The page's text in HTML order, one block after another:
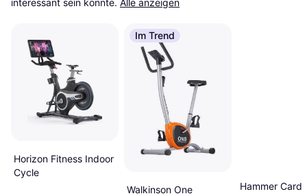
interessant sein könnte. Alle anzeigen
Horizon Fitness Indoor
Cycle
Im Trend
Walkinson One
Hammer